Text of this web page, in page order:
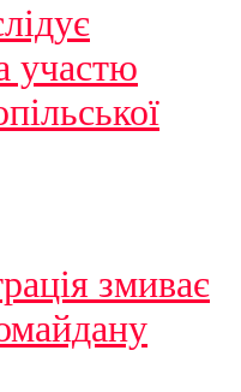
участю
змиває